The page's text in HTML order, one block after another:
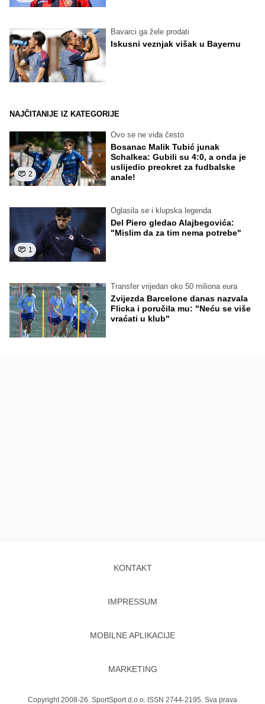
Bavarci ga žele prodati
Iskusni veznjak višak u Bayernu
NAJČITANIJE IZ KATEGORIJE
2
Ovo se ne viđa često
Bosanac Malik Tubić junak
Schalkea: Gubili su 4:0, a onda je
uslijedio preokret za fudbalske
anale!
1
Oglasila se i klupska legenda
Del Piero gledao Alajbegovića:
"Mislim da za tim nema potrebe"
Transfer vrijedan oko 50 miliona eura
Zvijezda Barcelone danas nazvala
Flicka i poručila mu: "Neću se više
vraćati u klub"
KONTAKT
IMPRESSUM
MOBILNE APLIKACIJE
MARKETING
Copyright 2008-26. SportSport d.o.o. ISSN 2744-2195. Sva prava